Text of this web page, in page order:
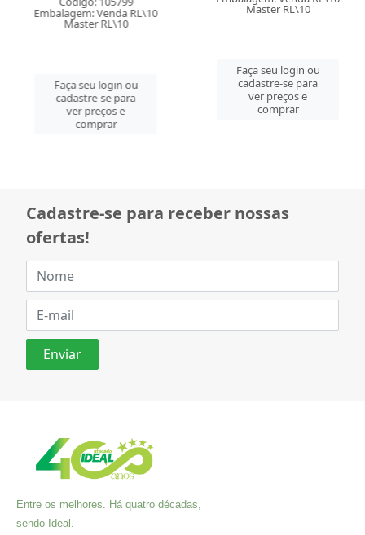
Embalagem: Venda RL\10
Master RL\10
Faça seu login ou
cadastre-se para
ver preços e
comprar
Master RL\10
Faça seu login ou
cadastre-se para
ver preços e
comprar
Cadastre-se para receber nossas
ofertas!
Entre os melhores. Há quatro décadas,
sendo Ideal.